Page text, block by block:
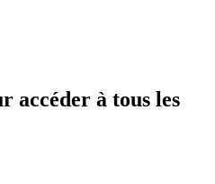
accéder à tous les